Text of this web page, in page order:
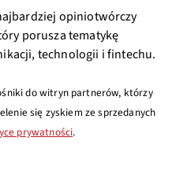
opiniotwórczy
porusza tematykę
technologii i fintechu.
do witryn partnerów, którzy
się zyskiem ze sprzedanych
prywatności.